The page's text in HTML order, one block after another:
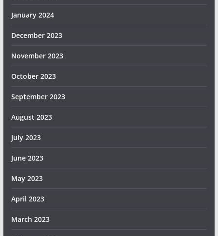
January 2024
December 2023
November 2023
October 2023
September 2023
August 2023
July 2023
June 2023
May 2023
April 2023
March 2023